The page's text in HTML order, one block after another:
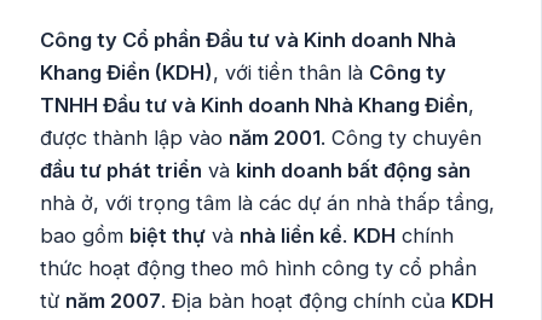
Công ty Cổ phần Đầu tư và Kinh doanh Nhà
Khang Điền (KDH), với tiền thân là Công ty
TNHH Đầu tư và Kinh doanh Nhà Khang Điền,
được thành lập vào năm 2001. Công ty chuyên
đầu tư phát triển và kinh doanh bất động sản
nhà ở, với trọng tâm là các dự án nhà thấp tầng,
bao gồm biệt thự và nhà liền kề. KDH chính
thức hoạt động theo mô hình công ty cổ phần
từ năm 2007. Địa bàn hoạt động chính của KDH